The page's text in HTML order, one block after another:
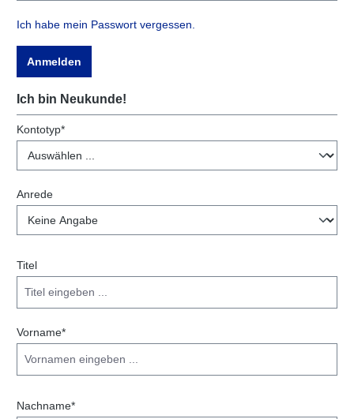
Ich habe mein Passwort vergessen.
Anmelden
Ich bin Neukunde!
Persönliche Informationen
Kontotyp*
Anrede
Titel
Vorname*
Nachname*